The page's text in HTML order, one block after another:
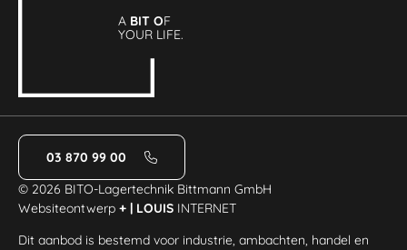
A BIT OF
YOUR LIFE.
03 870 99 00
© 2026 BITO-Lagertechnik Bittmann GmbH
Websiteontwerp+ | LOUIS INTERNET
Dit aanbod is bestemd voor industrie, ambachten, handel en